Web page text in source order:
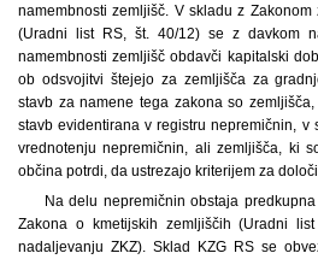
namembnosti zemljišč. V skladu z
(Uradni list RS, št. 40/12) se z davkom
namembnosti zemljišč obdavči kapitalski
ob odsvojitvi štejejo za zemljišča za
stavb za namene tega zakona so
stavb evidentirana v registru nepremičnin, v
vrednotenju nepremičnin, ali zemljišča, ki
občina potrdi, da ustrezajo kriterijem za
Na delu nepremičnin obstaja
Zakona o kmetijskih zemljiščih (Uradni
nadaljevanju ZKZ). Sklad KZG RS se